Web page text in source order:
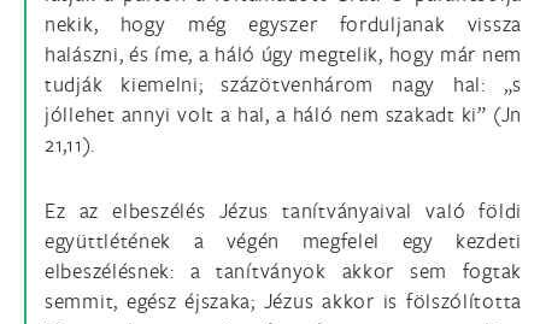
nekik, hogy még egyszer forduljanak vissza
halászni, és íme, a háló úgy megtelik, hogy már nem
tudják kiemelni; százötvenhárom nagy hal: „s
jóllehet annyi volt a hal, a háló nem szakadt ki” (Jn
21,11).
Ez az elbeszélés Jézus tanítványaival való földi
együttlétének a végén megfelel egy kezdeti
elbeszélésnek: a tanítványok akkor sem fogtak
semmit, egész éjszaka; Jézus akkor is fölszólította